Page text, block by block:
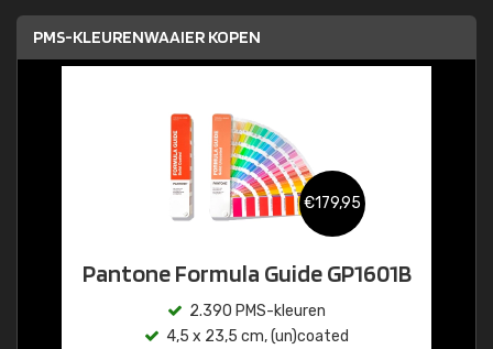
PMS-KLEURENWAAIER KOPEN
€179,95
Pantone Formula Guide GP1601B
2.390 PMS-kleuren
4,5 x 23,5 cm, (un)coated